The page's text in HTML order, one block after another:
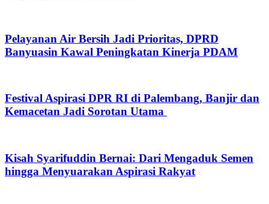
Pelayanan Air Bersih Jadi Prioritas, DPRD
Banyuasin Kawal Peningkatan Kinerja PDAM
Festival Aspirasi DPR RI di Palembang, Banjir dan
Kemacetan Jadi Sorotan Utama
Kisah Syarifuddin Bernai: Dari Mengaduk Semen
hingga Menyuarakan Aspirasi Rakyat